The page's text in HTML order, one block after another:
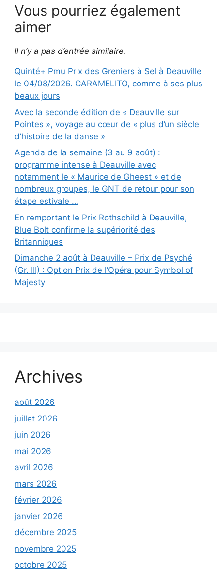
Vous pourriez également
aimer
Il n’y a pas d’entrée similaire.
Quinté+ Pmu Prix des Greniers à Sel à Deauville
le 04/08/2026. CARAMELITO, comme à ses plus
beaux jours
Avec la seconde édition de « Deauville sur
Pointes », voyage au cœur de « plus d’un siècle
d’histoire de la danse »
Agenda de la semaine (3 au 9 août) :
programme intense à Deauville avec
notamment le « Maurice de Gheest » et de
nombreux groupes, le GNT de retour pour son
étape estivale …
En remportant le Prix Rothschild à Deauville,
Blue Bolt confirme la supériorité des
Britanniques
Dimanche 2 août à Deauville – Prix de Psyché
(Gr. III) : Option Prix de l’Opéra pour Symbol of
Majesty
Archives
août 2026
juillet 2026
juin 2026
mai 2026
avril 2026
mars 2026
février 2026
janvier 2026
décembre 2025
novembre 2025
octobre 2025